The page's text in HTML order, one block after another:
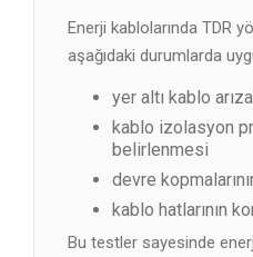
Enerji kablolarında TDR
aşağıdaki durumlarda
yer altı kablo
kablo izolasyon
belirlenmesi
devre
kablo hatlarının
Bu testler sayesinde